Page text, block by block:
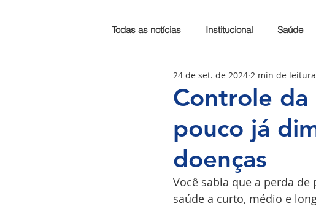
Todas as notícias Institucional Saúde
São Bernardo Egas Moniz
Ilha do Governador Premium
Controle da
pouco já
doenças
24 de set. de 2024 2 min de leitura
Você sabia que a perda
saúde a curto, médio e